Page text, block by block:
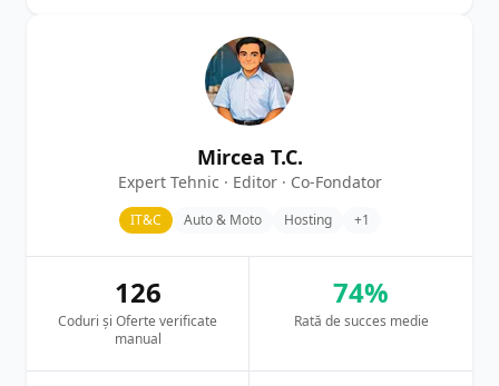
Mircea T.C.
Expert Tehnic · Editor · Co-Fondator
IT&C Auto & Moto Hosting +1
126
Coduri și Oferte verificate
manual
74%
Rată de succes medie